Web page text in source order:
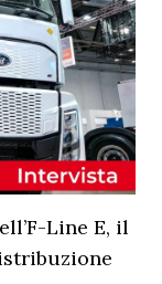
Line E, il